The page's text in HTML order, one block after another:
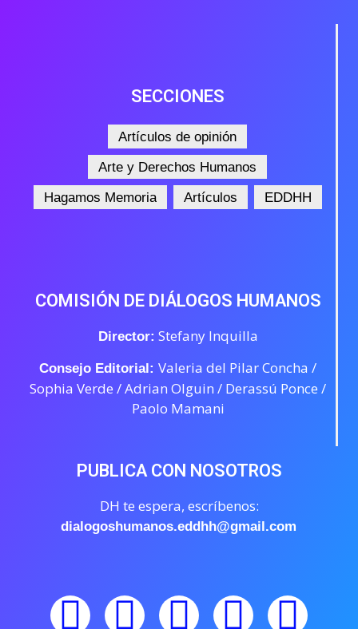
SECCIONES
Artículos de opinión
Arte y Derechos Humanos
Hagamos Memoria
Artículos EDDHH
COMISIÓN DE DIÁLOGOS HUMANOS
Director: Stefany Inquilla
Consejo Editorial: Valeria del Pilar Concha /
Sophia Verde /Adrian Olguin / Derassú Ponce /
Paolo Mamani
PUBLICA CON NOSOTROS
DH te espera, escríbenos:
dialogoshumanos.eddhh@gmail.com